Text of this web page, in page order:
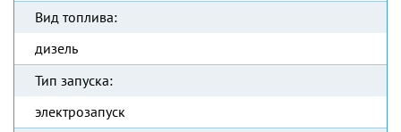
Вид топлива:
дизель
Тип запуска:
электрозапуск